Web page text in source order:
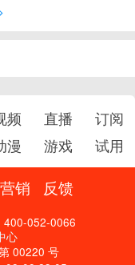
频 直播
订阅
漫 游戏 试用
销 反馈
400-052-0066
心
00220 号